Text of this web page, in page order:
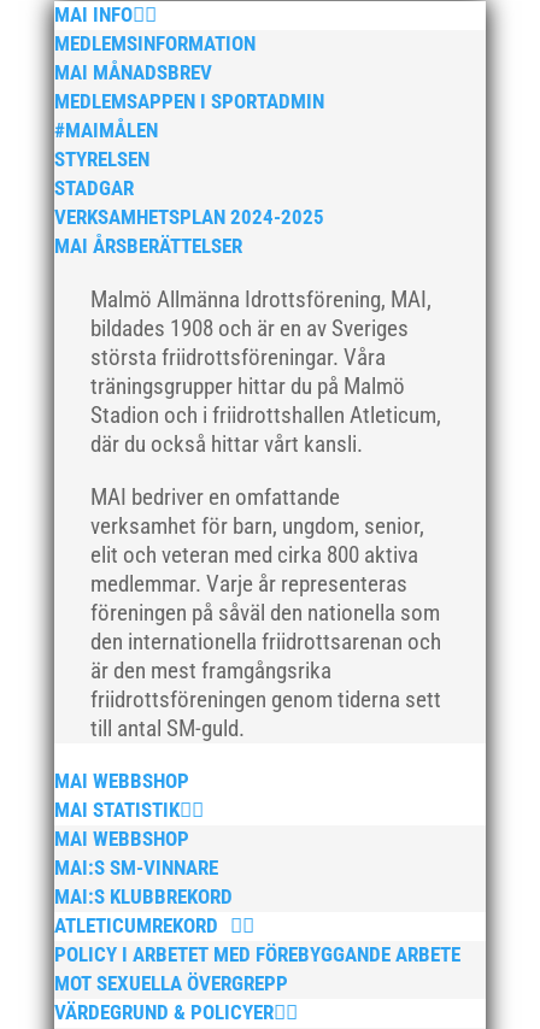
MAI INFO
MEDLEMSINFORMATION
MAI MÅNADSBREV
MEDLEMSAPPEN I SPORTADMIN
#MAIMÅLEN
STYRELSEN
STADGAR
VERKSAMHETSPLAN 2024-2025
MAI ÅRSBERÄTTELSER
Malmö Allmänna Idrottsförening, MAI,
bildades 1908 och är en av Sveriges
största friidrottsföreningar. Våra
träningsgrupper hittar du på Malmö
Stadion och i friidrottshallen Atleticum,
där du också hittar vårt kansli.
MAI bedriver en omfattande
verksamhet för barn, ungdom, senior,
elit och veteran med cirka 800 aktiva
medlemmar. Varje år representeras
föreningen på såväl den nationella som
den internationella friidrottsarenan och
är den mest framgångsrika
friidrottsföreningen genom tiderna sett
till antal SM-guld.
MAI WEBBSHOP
MAI STATISTIK
MAI WEBBSHOP
MAI:S SM-VINNARE
MAI:S KLUBBREKORD
ATLETICUMREKORD
POLICY I ARBETET MED FÖREBYGGANDE ARBETE
MOT SEXUELLA ÖVERGREPP
VÄRDEGRUND & POLICYER